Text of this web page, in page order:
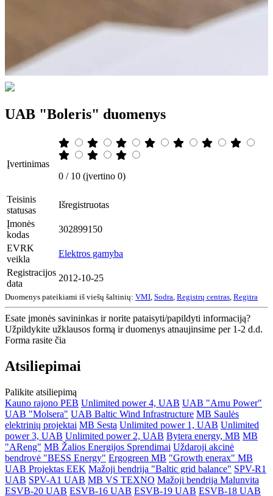
UAB "Boleris" duomenys
Įvertinimas
0 / 10 (įvertino 0)
Teisinis
statusas
Išregistruotas
Įmonės
kodas
302899150
EVRK
veikla
Elektros gamyba
Registracijos
data
2012-10-25
Duomenys pateikiami iš viešų šaltinių: VMI Sodra Registrų centras Regitra
Esate įmonės savininkas ir norite pataisyti/papildyti informaciją?
Užpildykite užklausos formą ir duomenys atnaujinsime per 1-2 d.d.
Forma rasite čia
Atsiliepimai
Palikite atsiliepimą
Kauno rajono PEB Unlimited power 4, UAB UAB "Arnu Power"
UAB "Molsera" UAB Baltic Wind Infrastructure MB Saulės
elektrinių projektai MB Sesta Unlimited power 1, UAB Unlimited
power 3, UAB Unlimited power 2, UAB Bytera energy, MB MB
"AReng" MB Žalios Energijos Sprendimai Uždaroji akcinė
bendrovė "BESS Energy" Ergogreen MB "Growth enerax" MB
UAB Projektas EEK Mažoji bendrija "Baltic grid balance" SPV-R1
UAB SPV-A1 UAB MB VS TEXNO Mažoji bendrija Malunvita
ESVB-20 UAB ESVB-16 UAB ESVB-19 UAB ESVB-18 UAB